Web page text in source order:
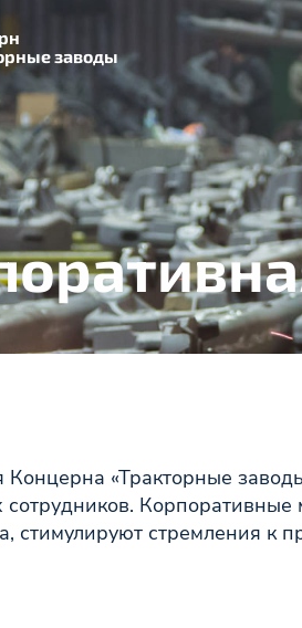
заводы
«Тракторные
сотрудников.
стимулируют стремления к